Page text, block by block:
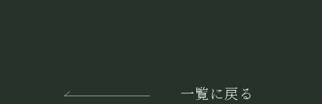
一覧に戻る